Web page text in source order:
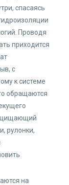
спасаясь
Проводя
приходится
с
к системе
обращаются
рулонки,
на